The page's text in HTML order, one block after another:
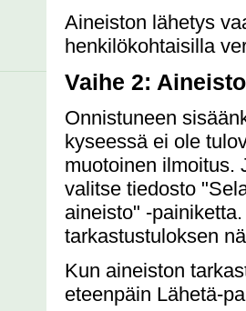
Aineiston lähetys
henkilökohtaisilla
Vaihe 2:
Onnistuneen
kyseessä ei ole
muotoinen ilmoitus.
valitse tiedosto
aineisto" -
tarkastustuloksen
Kun aineiston
eteenpäin Lähetä-